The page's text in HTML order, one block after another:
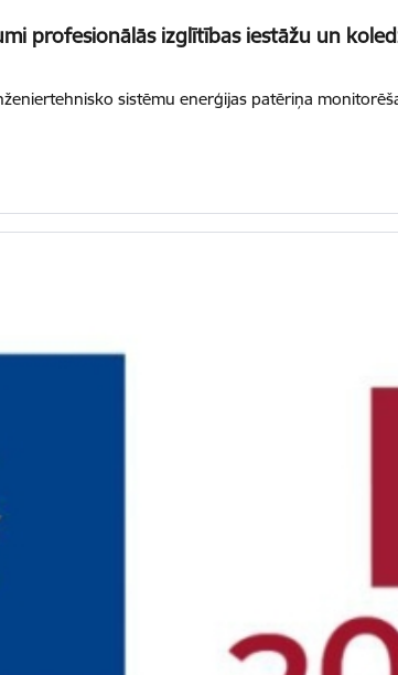
profesionālās izglītības iestāžu un
sistēmu enerģijas patēriņa